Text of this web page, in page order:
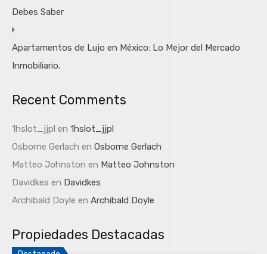
Debes Saber
Apartamentos de Lujo en México: Lo Mejor del Mercado
Inmobiliario.
Recent Comments
1hslot_jjpl en 1hslot_jjpl
Osborne Gerlach en Osborne Gerlach
Matteo Johnston en Matteo Johnston
Davidkes en Davidkes
Archibald Doyle en Archibald Doyle
Propiedades Destacadas